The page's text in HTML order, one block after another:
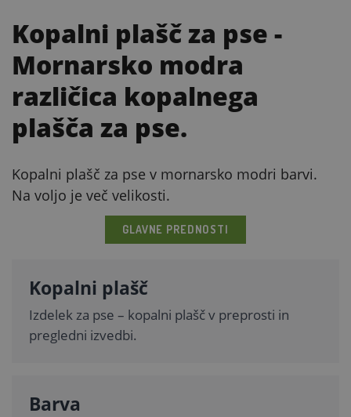
Kopalni plašč za pse -
Mornarsko modra
različica kopalnega
plašča za pse.
Kopalni plašč za pse v mornarsko modri barvi.
Na voljo je več velikosti.
GLAVNE PREDNOSTI
Kopalni plašč
Izdelek za pse – kopalni plašč v preprosti in
pregledni izvedbi.
Barva